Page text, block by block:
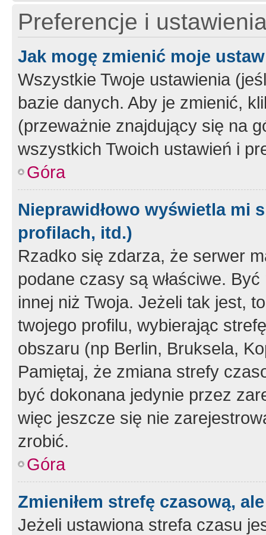
Preferencje i
Jak mogę zmienić moje
Wszystkie Twoje ustawienia
bazie danych. Aby je zmienić,
(przeważnie znajdujący się na
wszystkich Twoich ustawień i
Góra
Nieprawidłowo wyświetla mi
profilach, itd.)
Rzadko się zdarza, że serwer
podane czasy są właściwe.
innej niż Twoja. Jeżeli tak jest,
twojego profilu, wybierając
obszaru (np Berlin, Bruksela,
Pamiętaj, że zmiana strefy
być dokonana jedynie przez
więc jeszcze się nie
zrobić.
Góra
Zmieniłem strefę czasową,
Jeżeli ustawiona strefa czasu